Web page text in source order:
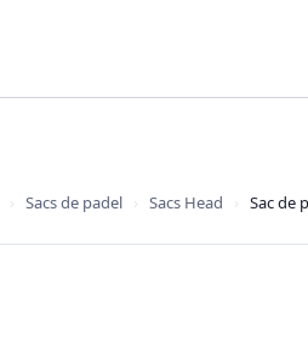
› Sacs de padel › Sacs Head › Sac de